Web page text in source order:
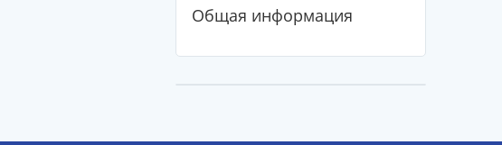
Общая информация